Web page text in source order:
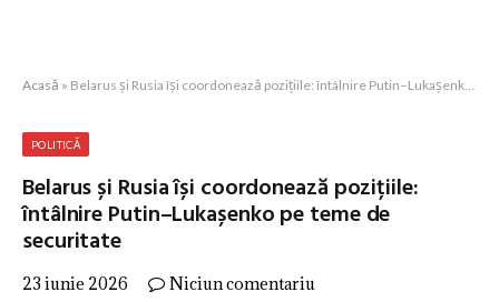
Acasă » Belarus și Rusia își coordonează pozițiile: întâlnire Putin–Lukașenko pe teme de securitate
POLITICĂ
Belarus și Rusia își coordonează pozițiile:
întâlnire Putin–Lukașenko pe teme de
securitate
23 iunie 2026 Niciun comentariu